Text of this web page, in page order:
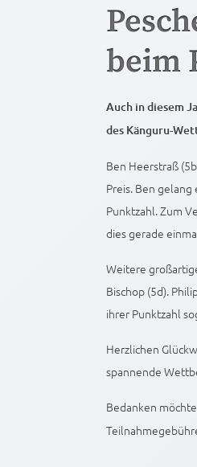
beim
Auch in diesem
des Känguru-
Ben Heerstraß
Preis. Ben
Punktzahl. Zum
dies gerade
Weitere
Bischop (5d).
ihrer Punktzahl
Herzlichen
spannende
Bedanken